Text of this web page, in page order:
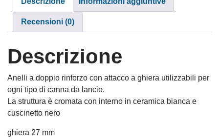
Recensioni (0)
Descrizione
Anelli a doppio rinforzo con attacco a ghiera utilizzabili per
ogni tipo di canna da lancio.
La struttura è cromata con interno in ceramica bianca e
cuscinetto nero
ghiera 27 mm